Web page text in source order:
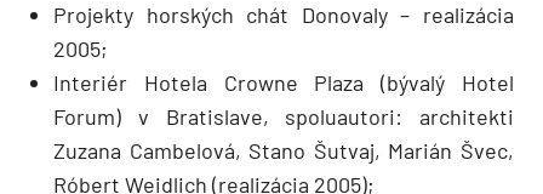
Projekty horských chát Donovaly – realizácia
2005;
Interiér Hotela Crowne Plaza (bývalý Hotel
Forum) v Bratislave, spoluautori: architekti
Zuzana Cambelová, Stano Šutvaj, Marián Švec,
Róbert Weidlich (realizácia 2005);